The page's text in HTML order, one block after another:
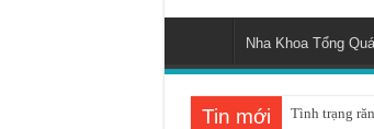
Nha Khoa Tổng
Tin mới Tình trạng